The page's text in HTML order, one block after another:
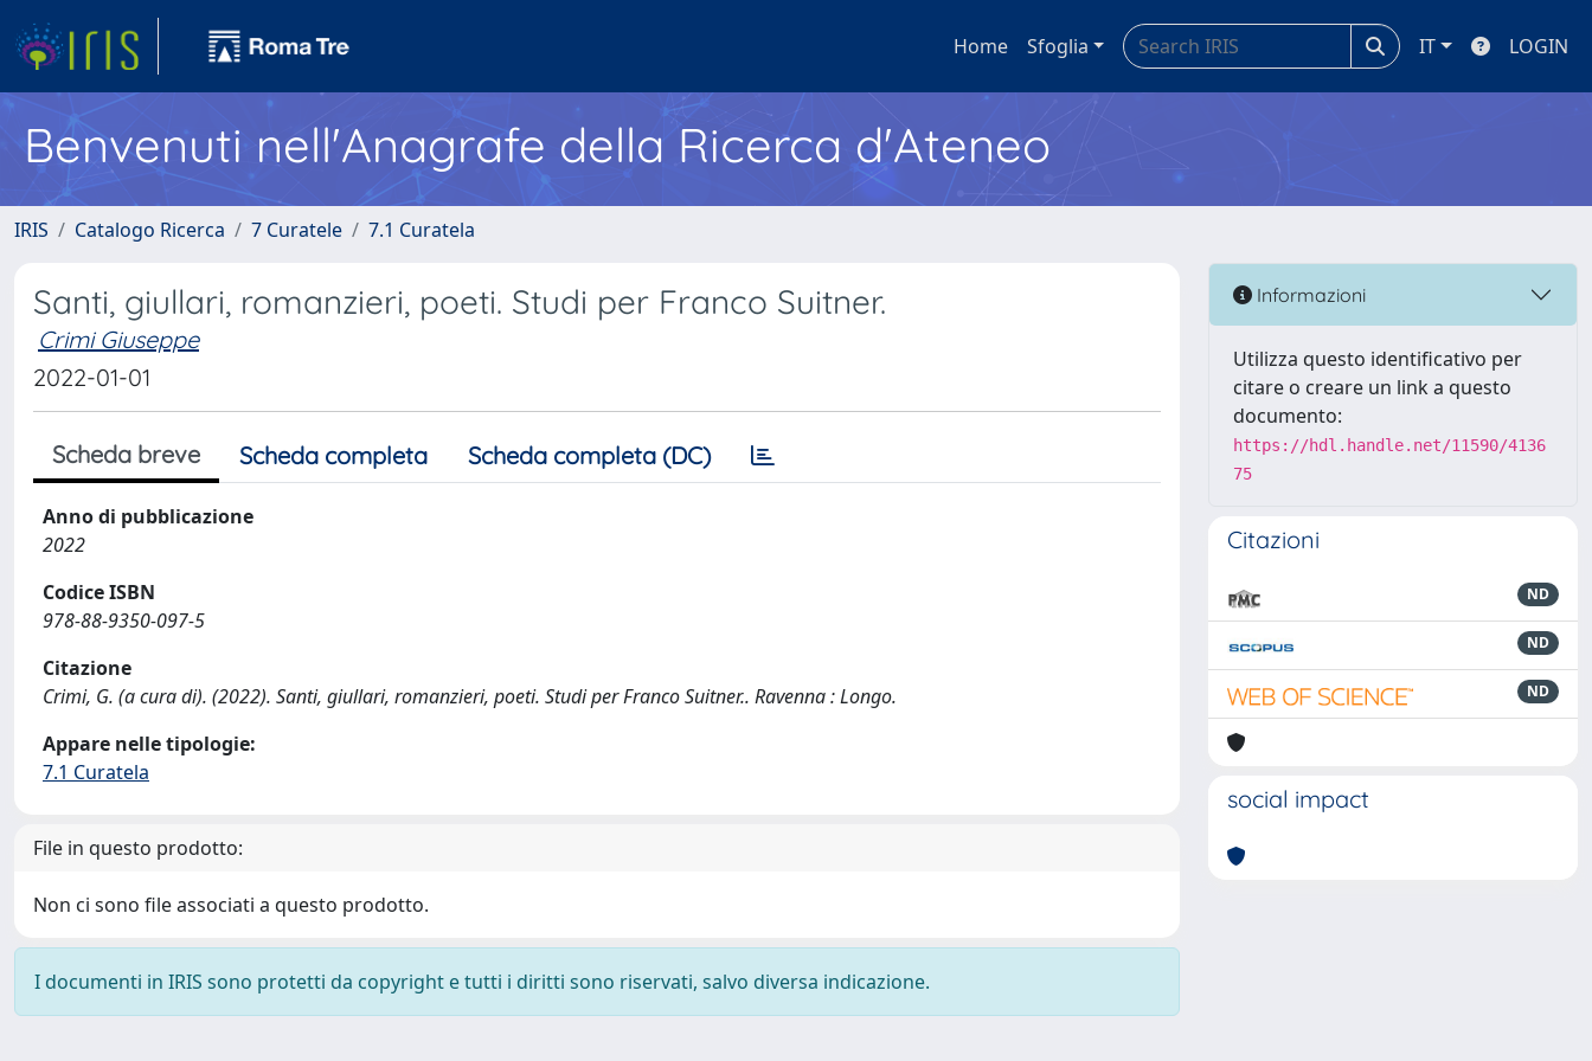
Home Sfoglia IT LOGIN
Benvenuti nell'Anagrafe della Ricerca d'Ateneo
IRIS Catalogo Ricerca 7 Curatele 7.1 Curatela
Santi, giullari, romanzieri, poeti. Studi per Franco Suitner.
Crimi Giuseppe
2022-01-01
Scheda breve Scheda completa Scheda completa (DC)
Anno di pubblicazione
2022
Codice ISBN
978-88-9350-097-5
Citazione
Crimi, G. (a cura di). (2022). Santi, giullari, romanzieri, poeti. Studi per Franco Suitner.. Ravenna : Longo.
Appare nelle tipologie:
7.1 Curatela
File in questo prodotto:
Non ci sono file associati a questo prodotto.
I documenti in IRIS sono protetti da copyright e tutti i diritti sono riservati, salvo diversa indicazione.
Informazioni
Utilizza questo identificativo per
citare o creare un link a questo
documento:
https://hdl.handle.net/11590/4136
75
Citazioni
ND
ND
ND
social impact